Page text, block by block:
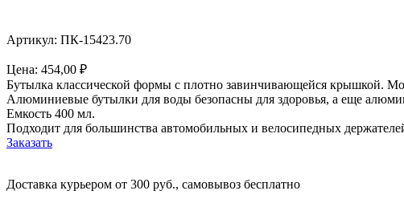
Артикул: ПК-15423.70
Цена: 454,00 ₽
Бутылка классической формы с плотно завинчивающейся крышкой.
Алюминиевые бутылки для воды безопасны для здоровья, а еще
Емкость 400 мл.
Подходит для большинства автомобильных и велосипедных
Заказать
Доставка курьером от 300 руб., самовывоз бесплатно